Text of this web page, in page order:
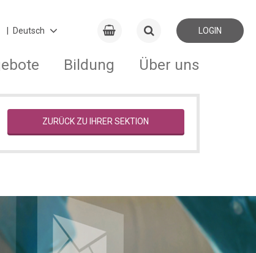
LOGIN
Bildung Über uns
ZURÜCK ZU IHRER SEKTION